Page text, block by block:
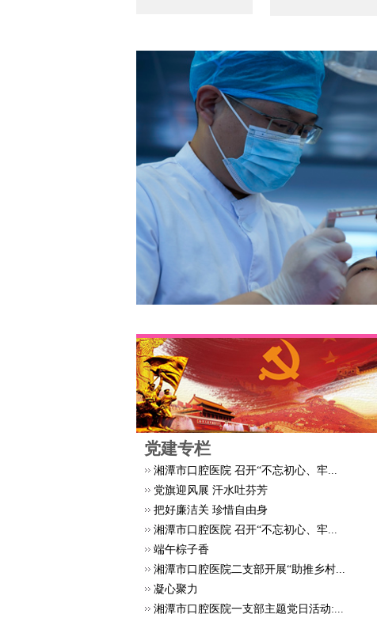
党建专栏
湘潭市口腔医院 召开“不忘初心、牢...
党旗迎风展 汗水吐芬芳
把好廉洁关 珍惜自由身
湘潭市口腔医院 召开“不忘初心、牢...
端午棕子香
湘潭市口腔医院二支部开展“助推乡村...
凝心聚力
湘潭市口腔医院一支部主题党日活动:...